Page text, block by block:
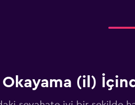
Okayama (il)